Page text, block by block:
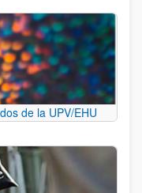
de la UPV/EHU